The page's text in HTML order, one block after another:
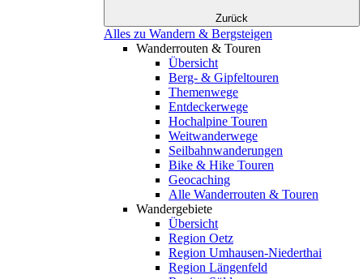
Zurück
Alles zu Wandern & Bergsteigen
Wanderrouten & Touren
Übersicht
Berg- & Gipfeltouren
Themenwege
Entdeckerwege
Hochalpine Touren
Weitwanderwege
Seilbahnwanderungen
Bike & Hike Touren
Geocaching
Alle Wanderrouten & Touren
Wandergebiete
Übersicht
Region Oetz
Region Umhausen-Niederthai
Region Längenfeld